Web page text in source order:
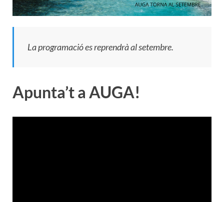
La programació es reprendrà al setembre.
Apunta’t a AUGA!